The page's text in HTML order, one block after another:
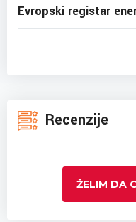
Evropski registar
Recenzije
ŽELIM DA